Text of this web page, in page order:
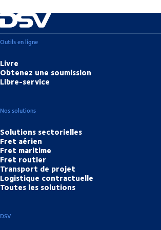
Outils en ligne
Livre
Obtenez une soumission
Libre-service
Nos solutions
Solutions sectorielles
Fret aérien
Fret maritime
Fret routier
Transport de projet
Logistique contractuelle
Toutes les solutions
DSV